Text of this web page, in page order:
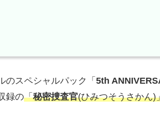
のスペシャルパック「 5th
録の「秘密捜査官(ひみつそうさかん)